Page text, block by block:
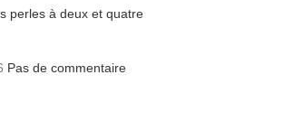
perles à deux et quatre
Pas de commentaire